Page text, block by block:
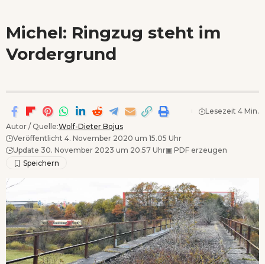
Michel: Ringzug steht im
Vordergrund
Autor / Quelle:Wolf-Dieter Bojus
Veröffentlicht 4. November 2020 um 15.05 Uhr
Update 30. November 2023 um 20.57 Uhr▣ PDF erzeugen
Lesezeit 4 Min.